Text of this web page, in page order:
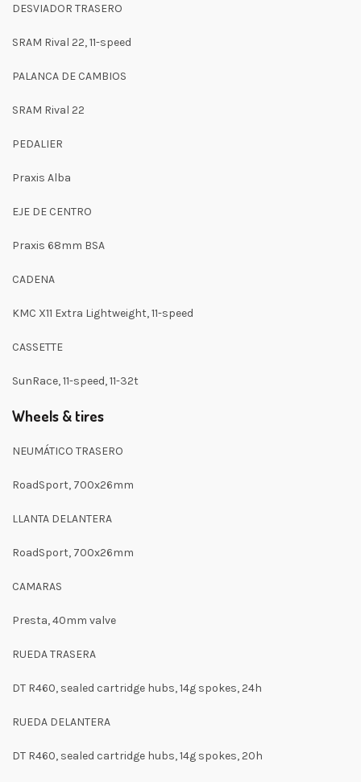
DESVIADOR TRASERO
SRAM Rival 22, 11-speed
PALANCA DE CAMBIOS
SRAM Rival 22
PEDALIER
Praxis Alba
EJE DE CENTRO
Praxis 68mm BSA
CADENA
KMC X11 Extra Lightweight, 11-speed
CASSETTE
SunRace, 11-speed, 11-32t
Wheels & tires
NEUMÁTICO TRASERO
RoadSport, 700x26mm
LLANTA DELANTERA
RoadSport, 700x26mm
CAMARAS
Presta, 40mm valve
RUEDA TRASERA
DT R460, sealed cartridge hubs, 14g spokes, 24h
RUEDA DELANTERA
DT R460, sealed cartridge hubs, 14g spokes, 20h